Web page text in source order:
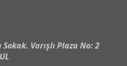
Varışlı Plaza No: 2